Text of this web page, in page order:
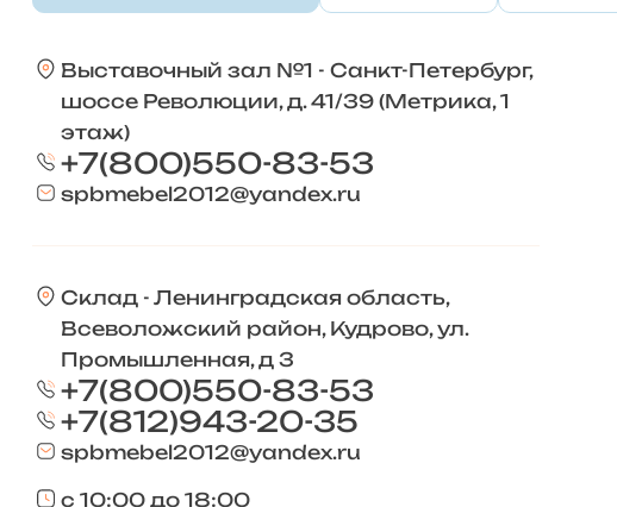
Выставочный зал №1 - Санкт-Петербург,
шоссе Революции, д. 41/39 (Метрика, 1
этаж)
+7(800)550-83-53
spbmebel2012@yandex.ru
Склад - Ленинградская область,
Всеволожский район, Кудрово, ул.
Промышленная, д 3
+7(800)550-83-53
+7(812)943-20-35
spbmebel2012@yandex.ru
с 10:00 до 18:00